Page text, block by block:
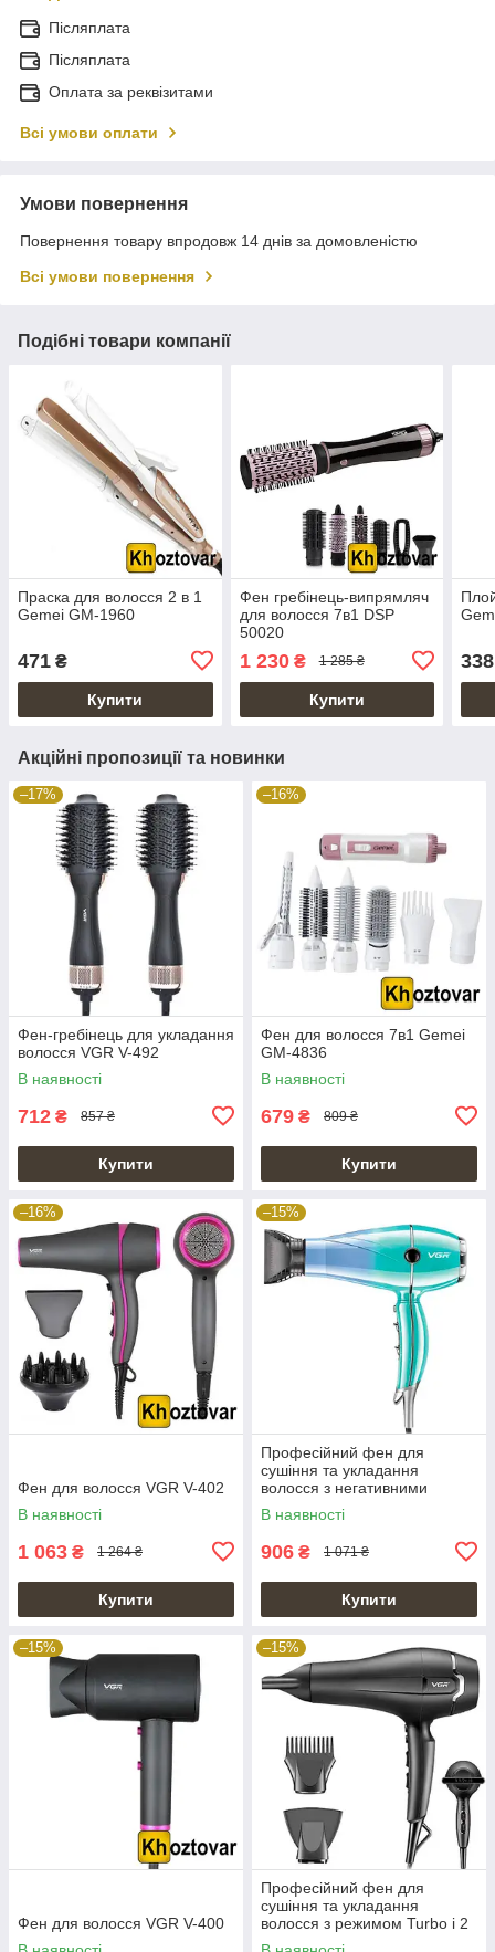
Післяплата
Післяплата
Оплата за реквізитами
Всі умови оплати
Умови повернення
Повернення товару впродовж 14 днів за домовленістю
Всі умови повернення
Подібні товари компанії
Праска для волосся 2 в 1
Gemei GM-1960
471 ₴
Купити
Фен гребінець-випрямляч
для волосся 7в1 DSP
50020
1 230₴ 1 285 ₴
Купити
338
Акційні пропозиції та новинки
–17%
Фен-гребінець для укладання
волосся VGR V-492
В наявності
712 ₴ 857 ₴
Купити
–16%
Фен для волосся 7в1 Gemei
GM-4836
В наявності
679 ₴ 809 ₴
Купити
–16%
Фен для волосся VGR V-402
В наявності
1 063 ₴ 1 264 ₴
Купити
–15%
Професійний фен для
сушіння та укладання
волосся з негативними
іонами з 2 насадками VGR V-
452
В наявності
906 ₴ 1 071 ₴
Купити
–15%
Фен для волосся VGR V-400
–15%
Професійний фен для
сушіння та укладання
волосся з режимом Turbo і 2
насадками VGR V-450